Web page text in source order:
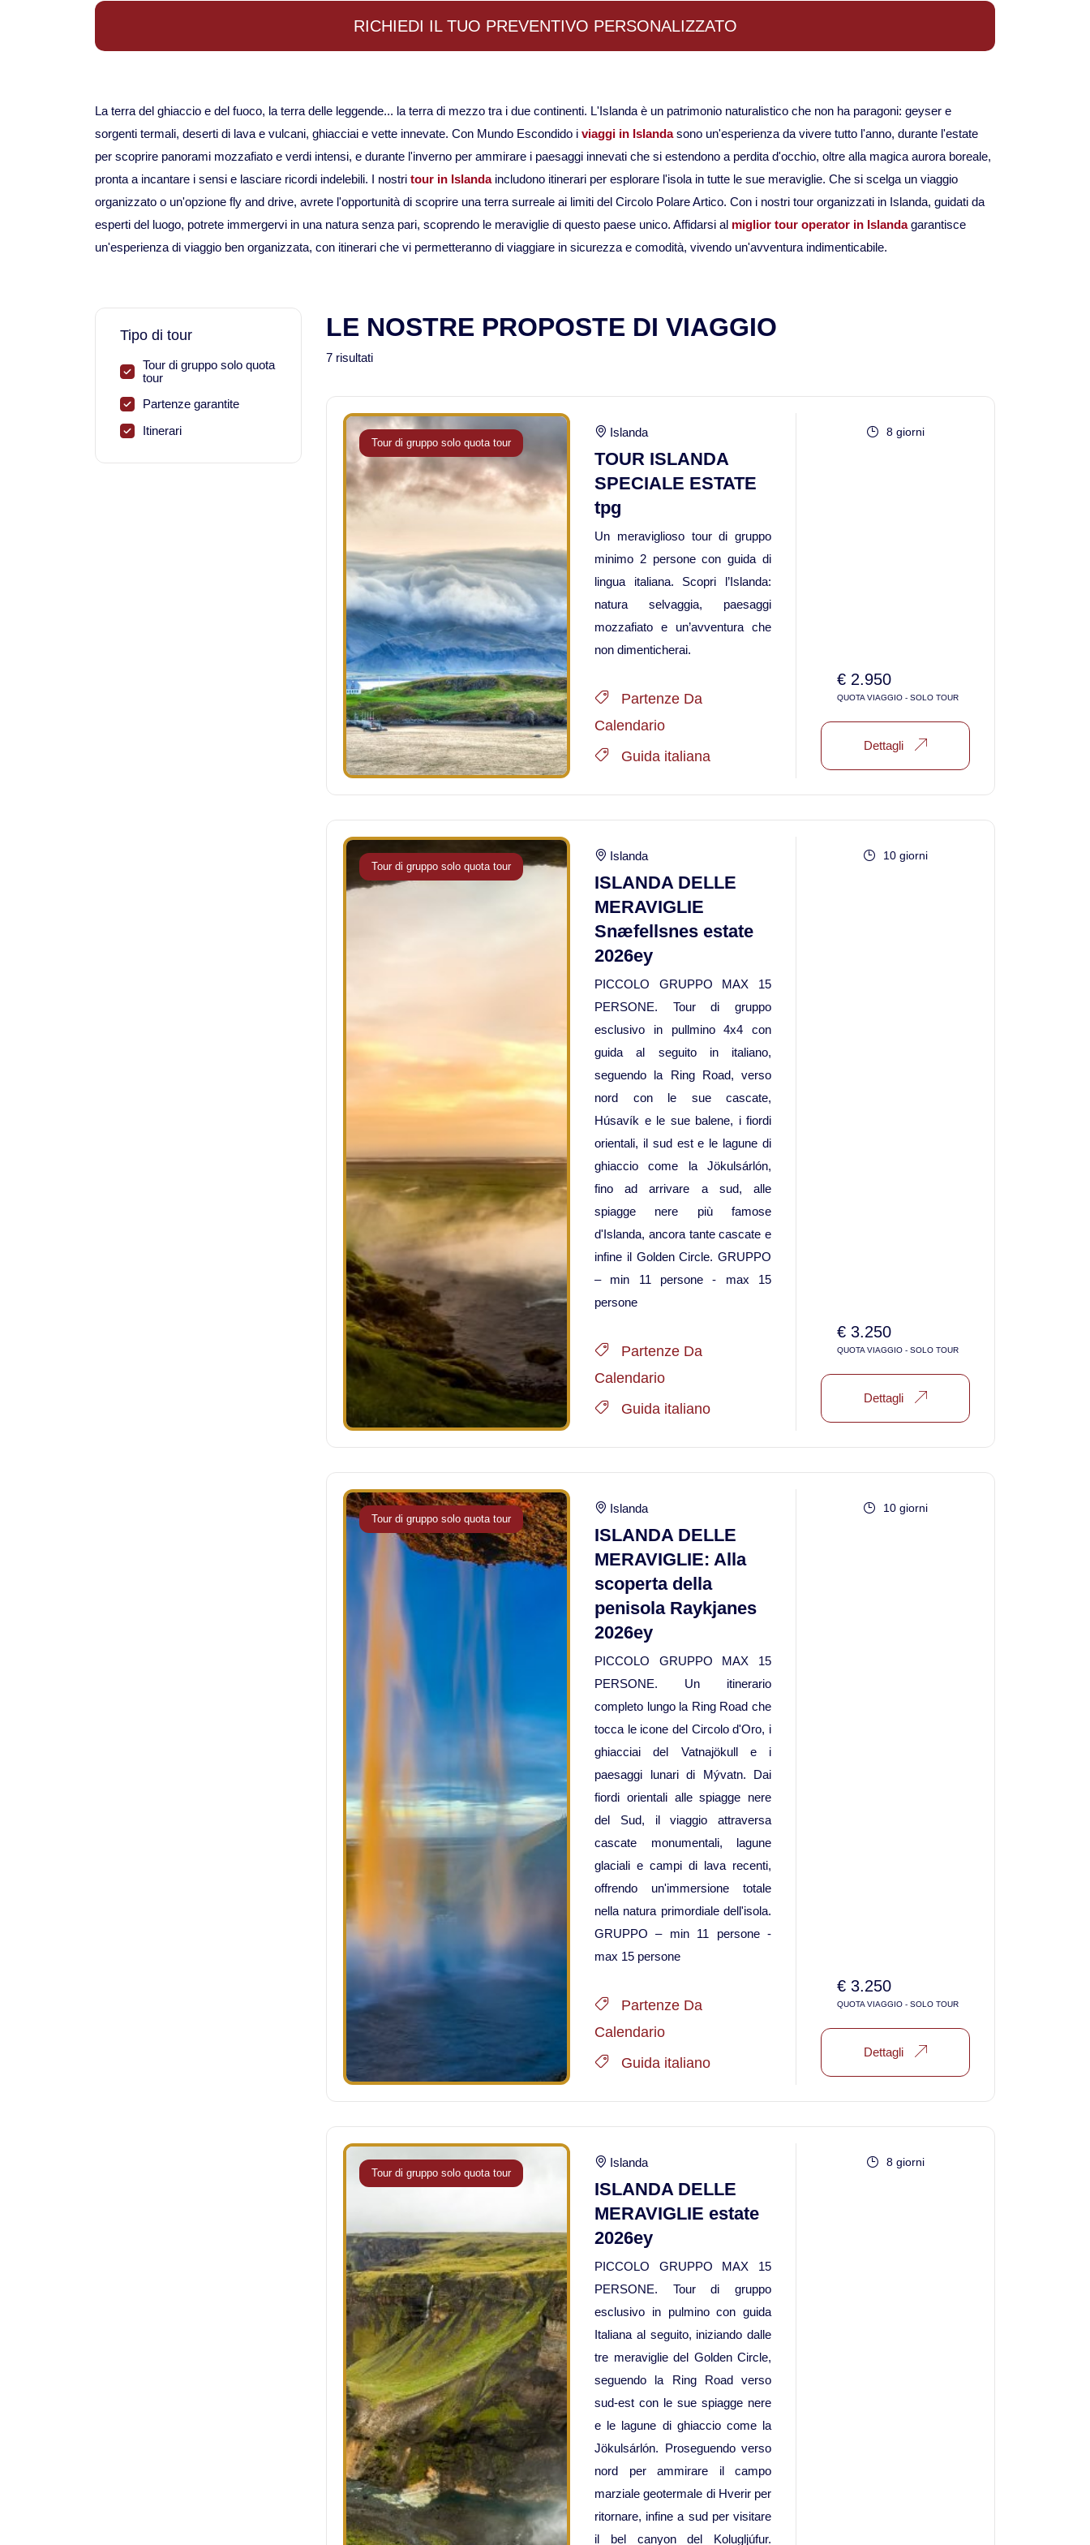
Viaggi in Mozambico e Kruger
Viaggi in Senegal
Viaggi in Uganda
Viaggi in Zanzibar
Viaggi in Sudafrica
Asia
Viaggi in Corea del Sud
Viaggi in Kazakistan
Viaggi in Nepal Tibet Bhutan
Viaggi in Sri Lanka
Viaggi in Tajikistan
Viaggi in Thailandia
Viaggi in Cambogia
Viaggi in Uzbekistan
Viaggi in Vietnam
Viaggi in Costa Rica
Viaggi in Cuba
Viaggi in Guatemala
Viaggi in Messico
Viaggi in Nicaragua
Europa
Viaggi in Islanda
Viaggi in Norvegia Lapponia e nord Europa
Medio Oriente
Viaggi in Arabia Saudita
Viaggi in Alaska
Viaggi in Canada
Viaggi in USA
Oceania
Viaggi in Isole Cook
Viaggi in Nuova Zelanda
RICHIEDI IL TUO PREVENTIVO PERSONALIZZATO
La terra del ghiaccio e del fuoco, la terra delle leggende... la terra di mezzo tra i due continenti. L'Islanda è un patrimonio naturalistico che non ha paragoni: geyser e
sorgenti termali, deserti di lava e vulcani, ghiacciai e vette innevate. Con Mundo Escondido i viaggi in Islandasono un'esperienza da vivere tutto l'anno, durante l'estate
per scoprire panorami mozzafiato e verdi intensi, e durante l'inverno per ammirare i paesaggi innevati che si estendono a perdita d'occhio, oltre alla magica aurora boreale,
pronta a incantare i sensi e lasciare ricordi indelebili. I nostri tour in Islandaincludono itinerari per esplorare l'isola in tutte le sue meraviglie. Che si scelga un viaggio
organizzato o un'opzione fly and drive, avrete l'opportunità di scoprire una terra surreale ai limiti del Circolo Polare Artico. Con i nostri tour organizzati in Islanda, guidati da
esperti del luogo, potrete immergervi in una natura senza pari, scoprendo le meraviglie di questo paese unico. Affidarsi al miglior tour operator in Islandagarantisce
un'esperienza di viaggio ben organizzata, con itinerari che vi permetteranno di viaggiare in sicurezza e comodità, vivendo un'avventura indimenticabile.
Tipo di tour
Tour di gruppo solo quota
tour
Partenze garantite
Itinerari
LE NOSTRE PROPOSTE DI VIAGGIO
7 risultati
Tour di gruppo solo quota tour
Islanda
TOUR ISLANDA
SPECIALE ESTATE
tpg
Un meraviglioso tour di gruppo
minimo 2 persone con guida di
lingua italiana. Scopri l’Islanda:
natura selvaggia, paesaggi
mozzafiato e un’avventura che
non dimenticherai.
Partenze Da
Calendario
Guida italiana
8 giorni
€ 2.950
QUOTA VIAGGIO - SOLO TOUR
Dettagli
Tour di gruppo solo quota tour
Islanda
ISLANDA DELLE
MERAVIGLIE
Snæfellsnes estate
2026ey
PICCOLO GRUPPO MAX 15
PERSONE. Tour di gruppo
esclusivo in pullmino 4x4 con
guida al seguito in italiano,
seguendo la Ring Road, verso
nord con le sue cascate,
Húsavík e le sue balene, i fiordi
orientali, il sud est e le lagune di
ghiaccio come la Jökulsárlón,
fino ad arrivare a sud, alle
spiagge nere più famose
d'Islanda, ancora tante cascate e
infine il Golden Circle. GRUPPO
– min 11 persone - max 15
persone
Partenze Da
Calendario
Guida italiano
10 giorni
€ 3.250
QUOTA VIAGGIO - SOLO TOUR
Dettagli
Tour di gruppo solo quota tour
Islanda
ISLANDA DELLE
MERAVIGLIE: Alla
scoperta della
penisola Raykjanes
2026ey
PICCOLO GRUPPO MAX 15
PERSONE. Un itinerario
completo lungo la Ring Road che
tocca le icone del Circolo d'Oro, i
ghiacciai del Vatnajökull e i
paesaggi lunari di Mývatn. Dai
fiordi orientali alle spiagge nere
del Sud, il viaggio attraversa
cascate monumentali, lagune
glaciali e campi di lava recenti,
offrendo un'immersione totale
nella natura primordiale dell'isola.
GRUPPO – min 11 persone -
max 15 persone
Partenze Da
Calendario
Guida italiano
10 giorni
€ 3.250
QUOTA VIAGGIO - SOLO TOUR
Dettagli
Tour di gruppo solo quota tour
Islanda
ISLANDA DELLE
MERAVIGLIE estate
2026ey
PICCOLO GRUPPO MAX 15
PERSONE. Tour di gruppo
esclusivo in pulmino con guida
Italiana al seguito, iniziando dalle
tre meraviglie del Golden Circle,
seguendo la Ring Road verso
sud-est con le sue spiagge nere
e le lagune di ghiaccio come la
Jökulsárlón. Proseguendo verso
nord per ammirare il campo
marziale geotermale di Hverir per
ritornare, infine a sud per visitare
il bel canyon del Kolugljúfur.
8 giorni